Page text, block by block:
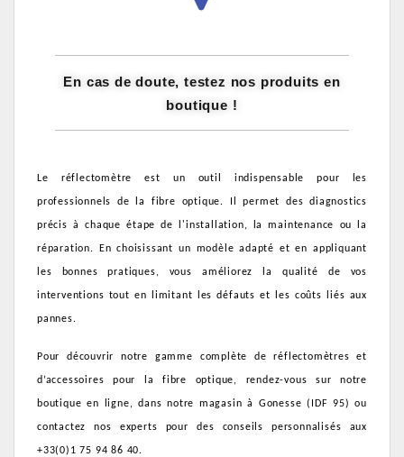
En cas de doute, testez nos produits en
boutique !
Le réflectomètre est un outil indispensable pour les
professionnels de la fibre optique. Il permet des diagnostics
précis à chaque étape de l'installation, la maintenance ou la
réparation. En choisissant un modèle adapté et en appliquant
les bonnes pratiques, vous améliorez la qualité de vos
interventions tout en limitant les défauts et les coûts liés aux
pannes.
Pour découvrir notre gamme complète de réflectomètres et
d’accessoires pour la fibre optique, rendez-vous sur notre
boutique en ligne, dans notre magasin à Gonesse (IDF 95) ou
contactez nos experts pour des conseils personnalisés aux
+33(0)1 75 94 86 40.